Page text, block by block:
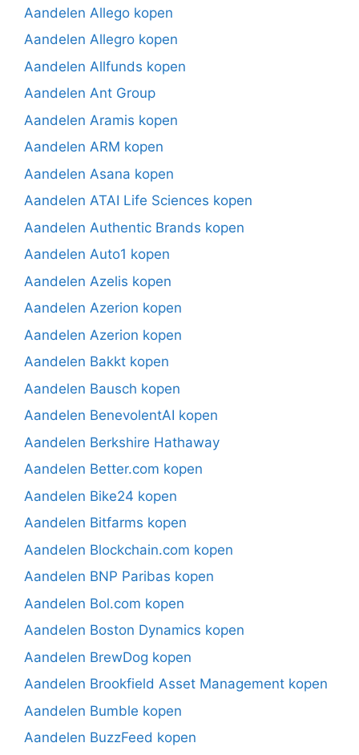
Aandelen Allego kopen
Aandelen Allegro kopen
Aandelen Allfunds kopen
Aandelen Ant Group
Aandelen Aramis kopen
Aandelen ARM kopen
Aandelen Asana kopen
Aandelen ATAI Life Sciences kopen
Aandelen Authentic Brands kopen
Aandelen Auto1 kopen
Aandelen Azelis kopen
Aandelen Azerion kopen
Aandelen Azerion kopen
Aandelen Bakkt kopen
Aandelen Bausch kopen
Aandelen BenevolentAI kopen
Aandelen Berkshire Hathaway
Aandelen Better.com kopen
Aandelen Bike24 kopen
Aandelen Bitfarms kopen
Aandelen Blockchain.com kopen
Aandelen BNP Paribas kopen
Aandelen Bol.com kopen
Aandelen Boston Dynamics kopen
Aandelen BrewDog kopen
Aandelen Brookfield Asset Management kopen
Aandelen Bumble kopen
Aandelen BuzzFeed kopen